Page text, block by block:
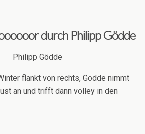
durch Philipp Gödde
flankt von rechts, Gödde nimmt
an und trifft dann volley in den